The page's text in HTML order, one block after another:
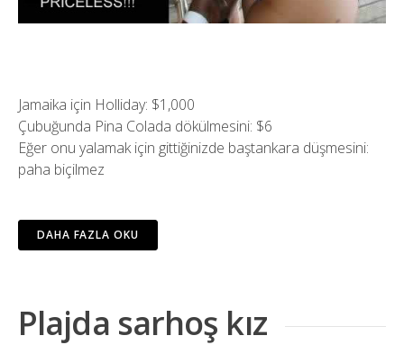
Jamaika için Holliday: $1,000
Çubuğunda Pina Colada dökülmesini: $6
Eğer onu yalamak için gittiğinizde baştankara düşmesini:
paha biçilmez
DAHA FAZLA OKU
Plajda sarhoş kız